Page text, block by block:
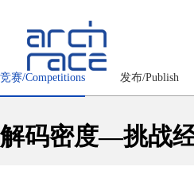
竞赛/Competitions 发布/Publish
解码密度—挑战